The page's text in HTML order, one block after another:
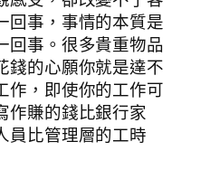
回事，事情的本質是
回事。很多貴重物品
錢的心願你就是達不
作，即使你的工作可
作賺的錢比銀行家
員比管理層的工時